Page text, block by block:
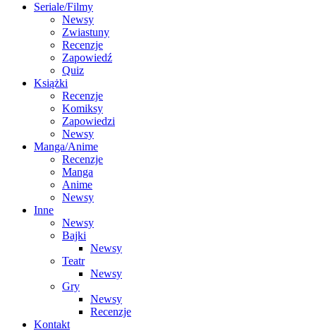
Seriale/Filmy
Newsy
Zwiastuny
Recenzje
Zapowiedź
Quiz
Książki
Recenzje
Komiksy
Zapowiedzi
Newsy
Manga/Anime
Recenzje
Manga
Anime
Newsy
Inne
Newsy
Bajki
Newsy
Teatr
Newsy
Gry
Newsy
Recenzje
Kontakt